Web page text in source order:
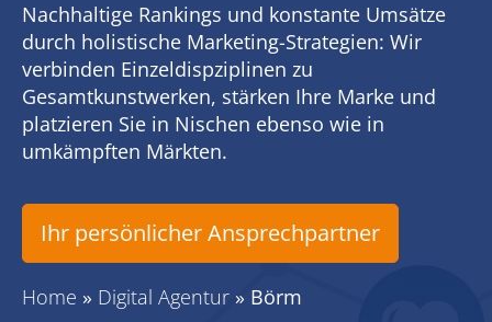
Nachhaltige Rankings und konstante Umsätze
durch holistische Marketing-Strategien: Wir
verbinden Einzeldispziplinen zu
Gesamtkunstwerken, stärken Ihre Marke und
platzieren Sie in Nischen ebenso wie in
umkämpften Märkten.
Ihr persönlicher Ansprechpartner
Home » Digital Agentur » Börm